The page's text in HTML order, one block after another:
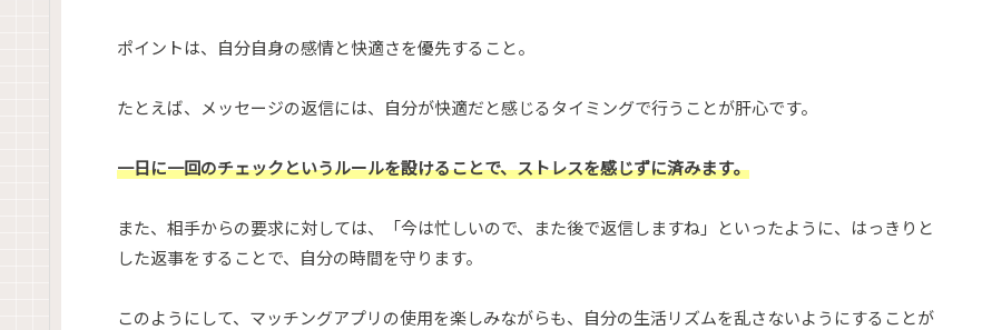
ポイントは、自分自身の感情と快適さを優先すること。
たとえば、メッセージの返信には、自分が快適だと感じるタイミングで行うことが肝心です。
一日に一回のチェックというルールを設けることで、ストレスを感じずに済みます。
また、相手からの要求に対しては、「今は忙しいので、また後で返信しますね」といったように、はっきりと
した返事をすることで、自分の時間を守ります。
このようにして、マッチングアプリの使用を楽しみながらも、自分の生活リズムを乱さないようにすることが